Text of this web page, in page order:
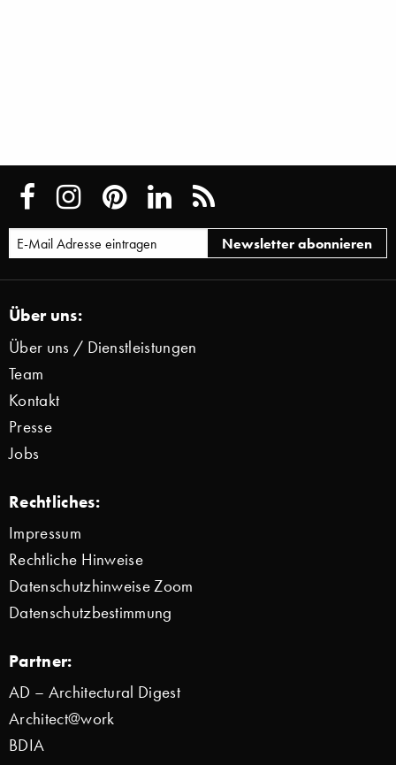
Über uns:
Über uns / Dienstleistungen
Team
Kontakt
Presse
Jobs
Rechtliches:
Impressum
Rechtliche Hinweise
Datenschutzhinweise Zoom
Datenschutzbestimmung
Partner:
AD – Architectural Digest
Architect@work
BDIA